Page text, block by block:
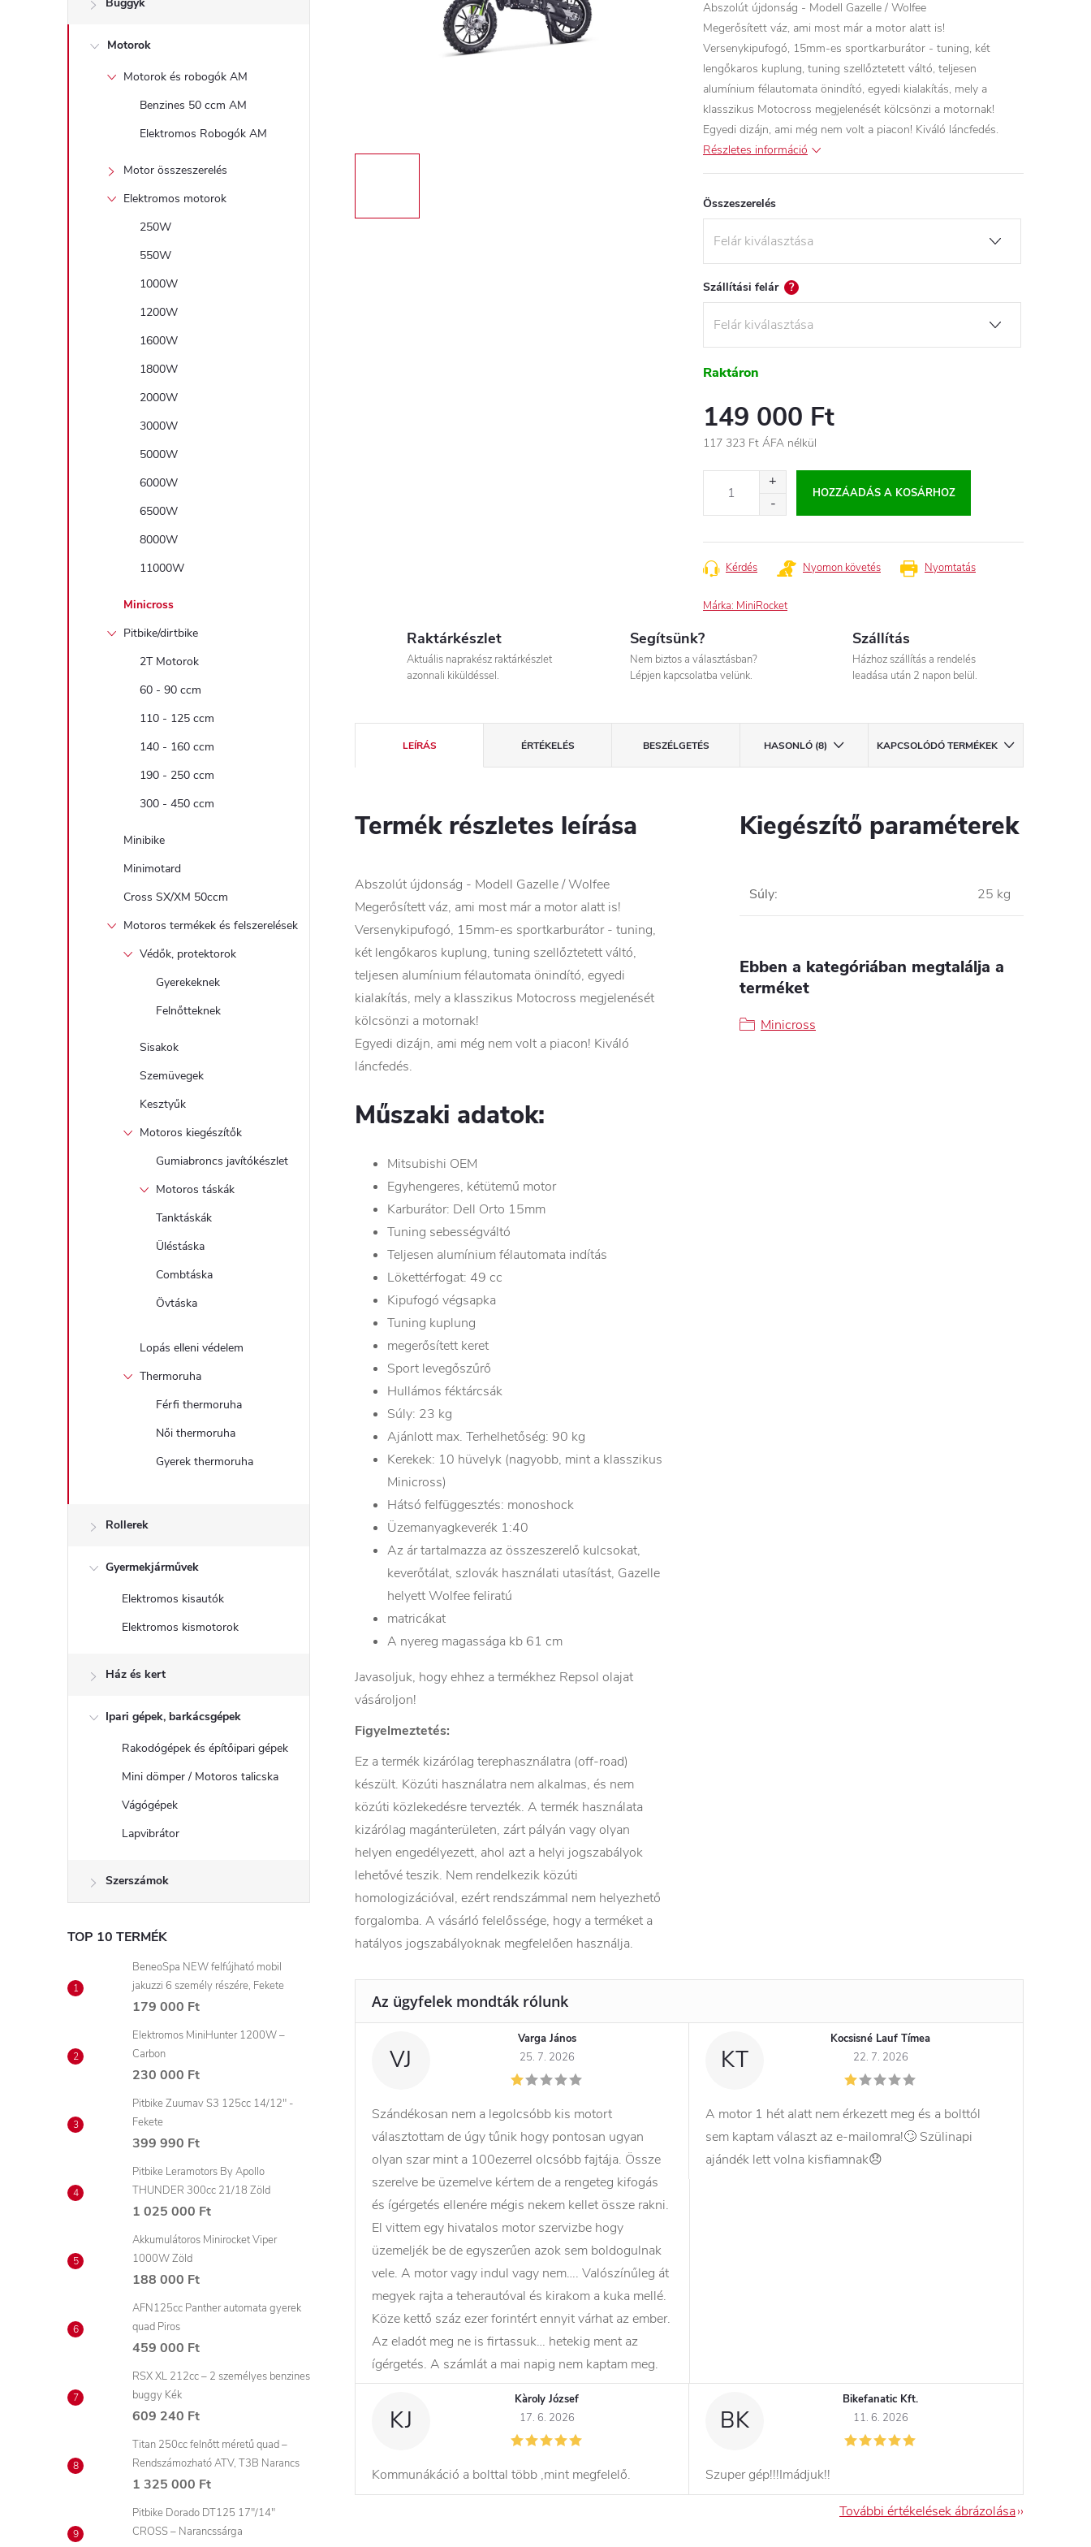
a
Motorok
Motorok és robogók AM
Benzines 50 ccm AM
Elektromos Robogók AM
Motor összeszerelés
Elektromos motorok
250W
550W
1000W
1200W
1600W
1800W
2000W
3000W
5000W
6000W
6500W
8000W
11000W
Minicross
Pitbike/dirtbike
2T Motorok
60 - 90 ccm
110 - 125 ccm
140 - 160 ccm
190 - 250 ccm
300 - 450 ccm
Minibike
Minimotard
Cross SX/XM 50ccm
Motoros termékek és felszerelések
Védők, protektorok
Gyerekeknek
Felnőtteknek
Sisakok
Szemüvegek
Kesztyűk
Motoros kiegészítők
Gumiabroncs javítókészlet
Motoros táskák
Tanktáskák
Üléstáska
Combtáska
Övtáska
Lopás elleni védelem
Thermoruha
Férfi thermoruha
Női thermoruha
Gyerek thermoruha
Rollerek
Gyermekjárművek
Elektromos kisautók
Elektromos kismotorok
Ház és kert
Ipari gépek, barkácsgépek
Rakodógépek és építőipari gépek
Mini dömper / Motoros talicska
Vágógépek
Lapvibrátor
Szerszámok
TOP 10 TERMÉK
BeneoSpa NEW felfújható mobil
jakuzzi 6 személy részére, Fekete
179 000 Ft
Elektromos MiniHunter 1200W –
Carbon
230 000 Ft
Pitbike Zuumav S3 125cc 14/12" -
Fekete
399 990 Ft
Pitbike Leramotors By Apollo
THUNDER 300cc 21/18 Zöld
1 025 000 Ft
Akkumulátoros Minirocket Viper
1000W Zöld
188 000 Ft
AFN125cc Panther automata gyerek
quad Piros
459 000 Ft
RSX XL 212cc – 2 személyes benzines
buggy Kék
609 240 Ft
Titan 250cc felnőtt méretű quad –
Rendszámozható ATV, T3B Narancs
1 325 000 Ft
Pitbike Dorado DT125 17"/14"
CROSS – Narancssárga
Abszolút újdonság - Modell Gazelle / Wolfee
Megerősített váz, ami most már a motor alatt is!
Versenykipufogó, 15mm-es sportkarburátor - tuning, két
lengőkaros kuplung, tuning szellőztetett váltó, teljesen
alumínium félautomata önindító, egyedi kialakítás, mely a
klasszikus Motocross megjelenését kölcsönzi a motornak!
Egyedi dizájn, ami még nem volt a piacon! Kiváló láncfedés.
Részletes információ
Összeszerelés
Szállítási felár ?
Raktáron
149 000 Ft
117 323 Ft ÁFA nélkül
HOZZÁADÁS A KOSÁRHOZ
Nyomtatás
Kérdés Nyomon követés
Márka: MiniRocket
Raktárkészlet
Aktuális naprakész raktárkészlet
azonnali kiküldéssel.
Segítsünk?
Nem biztos a választásban?
Lépjen kapcsolatba velünk.
Szállítás
Házhoz szállítás a rendelés
leadása után 2 napon belül.
LEÍRÁS ÉRTÉKELÉS BESZÉLGETÉS HASONLÓ (8) KAPCSOLÓDÓ TERMÉKEK
Termék részletes leírása
Abszolút újdonság - Modell Gazelle / Wolfee
Megerősített váz, ami most már a motor alatt is!
Versenykipufogó, 15mm-es sportkarburátor - tuning,
két lengőkaros kuplung, tuning szellőztetett váltó,
teljesen alumínium félautomata önindító, egyedi
kialakítás, mely a klasszikus Motocross megjelenését
kölcsönzi a motornak!
Egyedi dizájn, ami még nem volt a piacon! Kiváló
láncfedés.
Műszaki adatok:
Mitsubishi OEM
Egyhengeres, kétütemű motor
Karburátor: Dell Orto 15mm
Tuning sebességváltó
Teljesen alumínium félautomata indítás
Lökettérfogat: 49 cc
Kipufogó végsapka
Tuning kuplung
megerősített keret
Sport levegőszűrő
Hullámos féktárcsák
Súly: 23 kg
Ajánlott max. Terhelhetőség: 90 kg
Kerekek: 10 hüvelyk (nagyobb, mint a klasszikus
Minicross)
Hátsó felfüggesztés: monoshock
Üzemanyagkeverék 1:40
Az ár tartalmazza az összeszerelő kulcsokat,
keverőtálat, szlovák használati utasítást, Gazelle
helyett Wolfee feliratú
matricákat
A nyereg magassága kb 61 cm
Javasoljuk, hogy ehhez a termékhez Repsol olajat
vásároljon!
Figyelmeztetés:
Ez a termék kizárólag terephasználatra (off-road)
készült. Közúti használatra nem alkalmas, és nem
közúti közlekedésre tervezték. A termék használata
kizárólag magánterületen, zárt pályán vagy olyan
helyen engedélyezett, ahol azt a helyi jogszabályok
lehetővé teszik. Nem rendelkezik közúti
homologizációval, ezért rendszámmal nem helyezhető
forgalomba. A vásárló felelőssége, hogy a terméket a
hatályos jogszabályoknak megfelelően használja.
Kiegészítő paraméterek
Súly: 25 kg
Ebben a kategóriában megtalálja a
terméket
Minicross
VJ
Varga János
25. 7. 2026
Szándékosan nem a legolcsóbb kis motort
választottam de úgy tűnik hogy pontosan ugyan
olyan szar mint a 100ezerrel olcsóbb fajtája. Össze
szerelve be üzemelve kértem de a rengeteg kifogás
és ígérgetés ellenére mégis nekem kellet össze rakni.
El vittem egy hivatalos motor szervizbe hogy
üzemeljék be de egyszerűen azok sem boldogulnak
vele. A motor vagy indul vagy nem…. Valószínűleg át
megyek rajta a teherautóval és kirakom a kuka mellé.
Köze kettő száz ezer forintért ennyit várhat az ember.
Az eladót meg ne is firtassuk… hetekig ment az
ígérgetés. A számlát a mai napig nem kaptam meg.
KT
Kocsisné Lauf Tímea
22. 7. 2026
A motor 1 hét alatt nem érkezett meg és a bolttól
sem kaptam választ az e-mailomra!🙄 Szülinapi
ajándék lett volna kisfiamnak😞
KJ
Kàroly József
17. 6. 2026
Kommunákáció a bolttal több ,mint megfelelő.
BK
Bikefanatic Kft.
11. 6. 2026
Szuper gép!!!Imádjuk!!
További értékelések ábrázolása